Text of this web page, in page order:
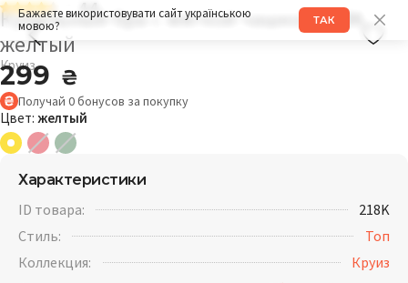
Бажаєте використовувати сайт українською
мовою?
ТАК
4.4
Купальный бра с мягкой чашкой 218K
желтый
Круиз
299 ₴
Получай 0бонусов за покупку
Цвет: желтый
Характеристики
ID товара:
218K
Стиль:
Топ
Коллекция:
Круиз